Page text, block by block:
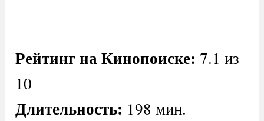
Рейтинг на Кинопоиске: 7.1 из
10
Длительность: 198 мин.